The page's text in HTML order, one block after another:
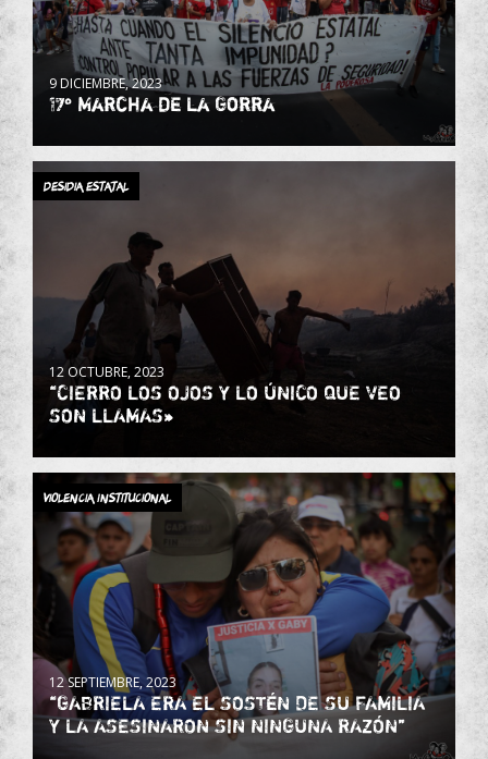
9 DICIEMBRE, 2023
17° Marcha de la Gorra
Desidia estatal
12 OCTUBRE, 2023
“CIERRO LOS OJOS Y LO ÚNICO QUE VEO
SON LLAMAS»
Violencia Institucional
12 SEPTIEMBRE, 2023
“GABRIELA ERA EL SOSTÉN DE SU FAMILIA
Y LA ASESINARON SIN NINGUNA RAZÓN”